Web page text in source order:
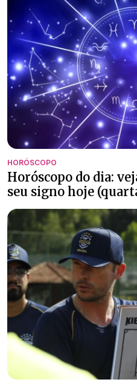
HORÓSCOPO
Horóscopo do dia:
seu signo hoje